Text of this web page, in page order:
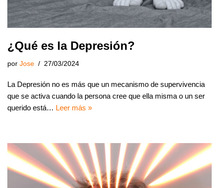
¿Qué es la Depresión?
por Jose 27/03/2024
La Depresión no es más que un mecanismo de supervivencia
que se activa cuando la persona cree que ella misma o un ser
querido está… Leer más »